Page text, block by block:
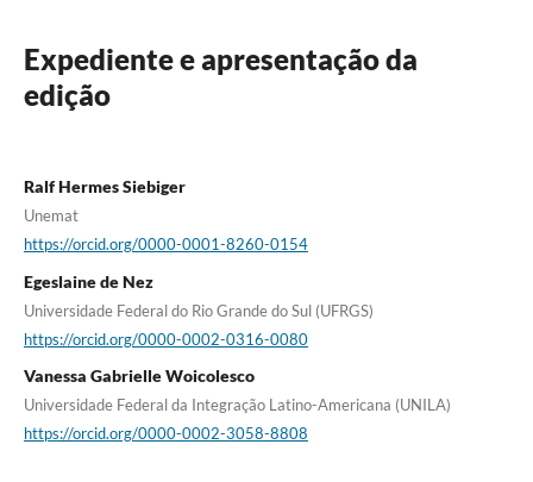
Expediente e apresentação da
edição
Ralf Hermes Siebiger
Unemat
https://orcid.org/0000-0001-8260-0154
Egeslaine de Nez
Universidade Federal do Rio Grande do Sul (UFRGS)
https://orcid.org/0000-0002-0316-0080
Vanessa Gabrielle Woicolesco
Universidade Federal da Integração Latino-Americana (UNILA)
https://orcid.org/0000-0002-3058-8808